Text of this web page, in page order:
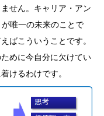
せん。キャリア・アン
唯一の未来のことで
ばこういうことです。
めに今自分に欠けてい
けるわけです。